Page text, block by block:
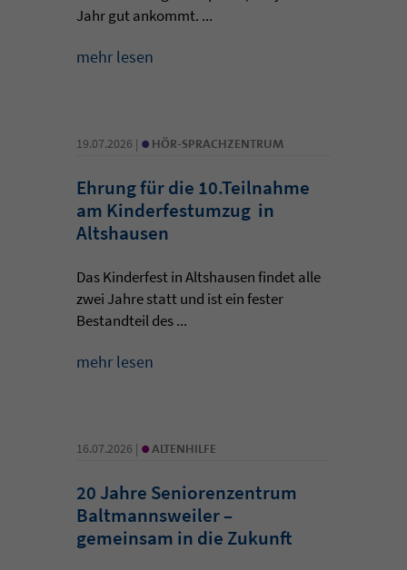
Jahr gut ankommt. ...
mehr lesen
19.07.2026 | • HÖR-SPRACHZENTRUM
Ehrung für die 10.Teilnahme
am Kinderfestumzug in
Altshausen
Das Kinderfest in Altshausen findet alle
zwei Jahre statt und ist ein fester
Bestandteil des ...
mehr lesen
16.07.2026 | • ALTENHILFE
20 Jahre Seniorenzentrum
Baltmannsweiler –
gemeinsam in die Zukunft